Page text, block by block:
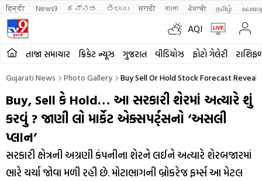
हिन्दी News9 ಕನ್ನಡ తెలుగు मराठी বাংলা ਪੰਜਾਬੀ தமிழ்
AQI
તાજા સમાચાર ક્રિકેટ ન્યૂઝ ગુજરાત વીડિયોઝ ફોટો ગેલેરી
Gujarati News Photo Gallery Buy Sell Or Hold Stock Forecast
Buy, Sell કે Hold… આ સરકારી શેરમાં અત્યારે શું
કરવું ? જાણી લો માર્કેટ એક્સપર્ટ્સનો ‘અસલી
પ્લાન’
સરકારી ક્ષેત્રની અગ્રણી કંપનીના શેરને લઈને અત્યારે શેરબજારમાં
ભારે ચર્ચા જોવા મળી રહી છે. મોટાભાગની બ્રોકરેજ ફર્મ્સ આ મેટલ